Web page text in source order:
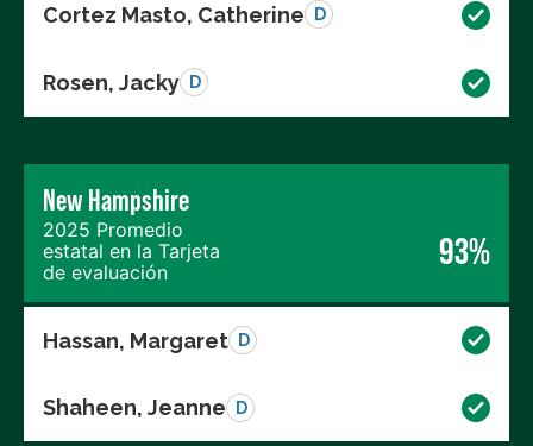
Cortez Masto, Catherine D
Rosen, Jacky D
New Hampshire
2025 Promedio
estatal en la Tarjeta
de evaluación
93%
Hassan, Margaret D
Shaheen, Jeanne D